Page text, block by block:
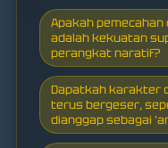
Apakah pemecahan
adalah kekuatan
perangkat naratif?
Dapatkah karakter
terus bergeser,
dianggap sebagai